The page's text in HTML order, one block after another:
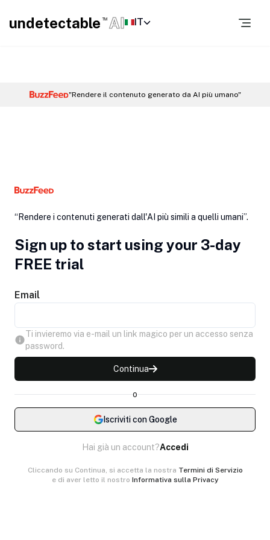
undetectable TM AI IT
"Rendere il contenuto generato da AI più umano"
“Rendere i contenuti generati dall'AI più simili a quelli umani”.
Sign up to start using your 3-day
FREE trial
Email
Ti invieremo via e-mail un link magico per un accesso senza
password.
Continua
o
Iscriviti con Google
Hai già un account?Accedi
Cliccando su Continua, si accetta la nostra Termini di Servizio
e di aver letto il nostro Informativa sulla Privacy